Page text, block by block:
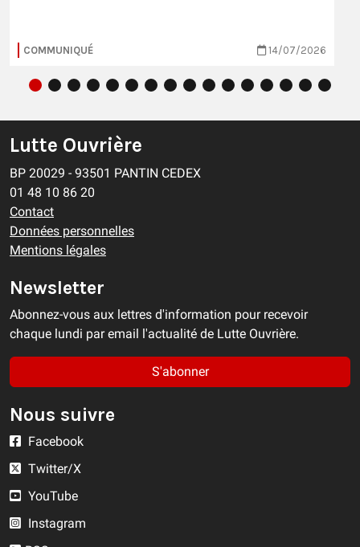
COMMUNIQUÉ 14/07/2026
Lutte Ouvrière
BP 20029 - 93501 PANTIN CEDEX
01 48 10 86 20
Contact
Données personnelles
Mentions légales
Newsletter
Abonnez-vous aux lettres d'information pour recevoir
chaque lundi par email l'actualité de Lutte Ouvrière.
S'abonner
Nous suivre
Facebook
Twitter/X
YouTube
Instagram